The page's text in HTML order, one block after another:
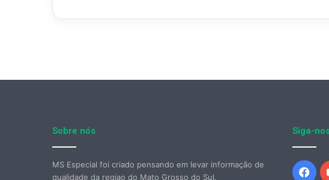
Sobre nós
MS Especial foi criado pensando em levar informação de
qualidade da regiao do Mato Grosso do Sul.
Siga-